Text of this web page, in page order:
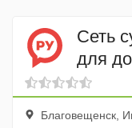
Сеть
для
Благовещенск,